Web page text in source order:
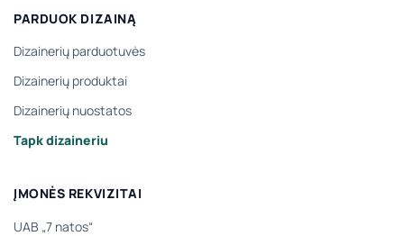
PARDUOK DIZAINĄ
Dizainerių parduotuvės
Dizainerių produktai
Dizainerių nuostatos
Tapk dizaineriu
ĮMONĖS REKVIZITAI
UAB „7 natos“